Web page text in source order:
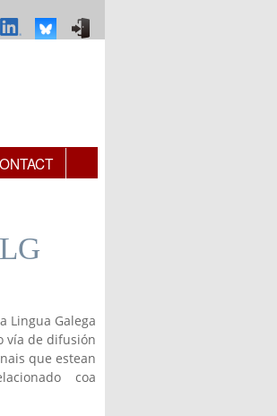
Lingua Galega
vía de difusión
que estean
coa